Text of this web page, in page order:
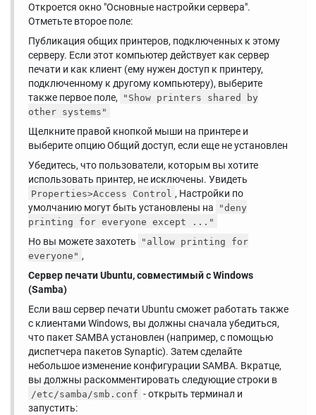
Откроется окно "Основные настройки сервера".
Отметьте второе поле:
Публикация общих принтеров, подключенных к этому
серверу. Если этот компьютер действует как сервер
печати и как клиент (ему нужен доступ к принтеру,
подключенному к другому компьютеру), выберите
также первое поле,
"Show printers shared by
other systems"
Щелкните правой кнопкой мыши на принтере и
выберите опцию Общий доступ, если еще не установлен
Убедитесь, что пользователи, которым вы хотите
использовать принтер, не исключены. Увидеть
Properties>Access Control , Настройки по
умолчанию могут быть установлены на
"deny
printing for everyone except ..."
Но вы можете захотеть
"allow printing for
everyone" ,
Сервер печати Ubuntu, совместимый с Windows
(Samba)
Если ваш сервер печати Ubuntu сможет работать также
с клиентами Windows, вы должны сначала убедиться,
что пакет SAMBA установлен (например, с помощью
диспетчера пакетов Synaptic). Затем сделайте
небольшое изменение конфигурации SAMBA. Вкратце,
вы должны раскомментировать следующие строки в
/etc/samba/smb.conf - открыть терминал и
запустить: